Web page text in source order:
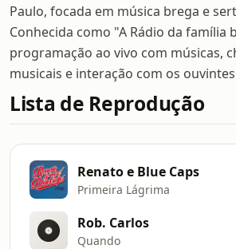
Paulo, focada em música brega e
Conhecida como "A Rádio da família
programação ao vivo com músicas,
musicais e interação com os
Lista de Reprodução
Renato e Blue Caps
Primeira Lágrima
Rob. Carlos
Quando